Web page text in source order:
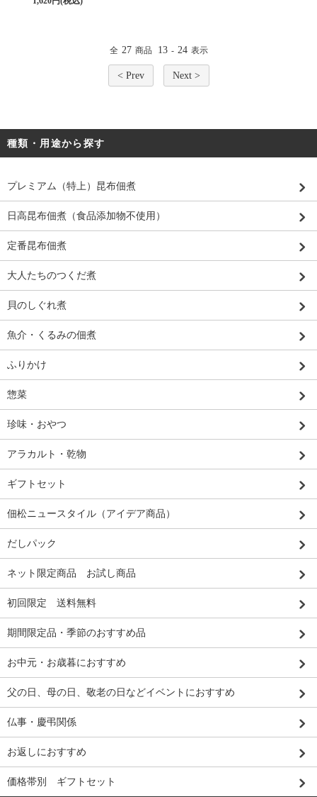
全 27 商品 13 - 24 表示
< Prev Next >
種類・用途から探す
プレミアム（特上）昆布佃煮
日高昆布佃煮（食品添加物不使用）
定番昆布佃煮
大人たちのつくだ煮
貝のしぐれ煮
魚介・くるみの佃煮
ふりかけ
惣菜
珍味・おやつ
アラカルト・乾物
ギフトセット
佃松ニュースタイル（アイデア商品）
だしパック
ネット限定商品 お試し商品
初回限定 送料無料
期間限定品・季節のおすすめ品
お中元・お歳暮におすすめ
父の日、母の日、敬老の日などイベントにおすすめ
仏事・慶弔関係
お返しにおすすめ
価格帯別 ギフトセット